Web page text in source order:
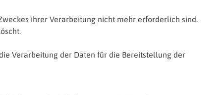
ihrer Verarbeitung nicht mehr erforderlich sind.
Verarbeitung der Daten für die Bereitstellung der